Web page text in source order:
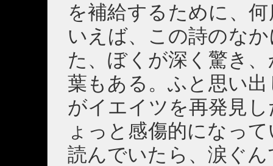
を補給するために、
いえば、この詩のな
た、ぼくが深く驚き
葉もある。ふと思い
がイエイツを再発見
ょっと感傷的になっ
読んでいたら、涙ぐ